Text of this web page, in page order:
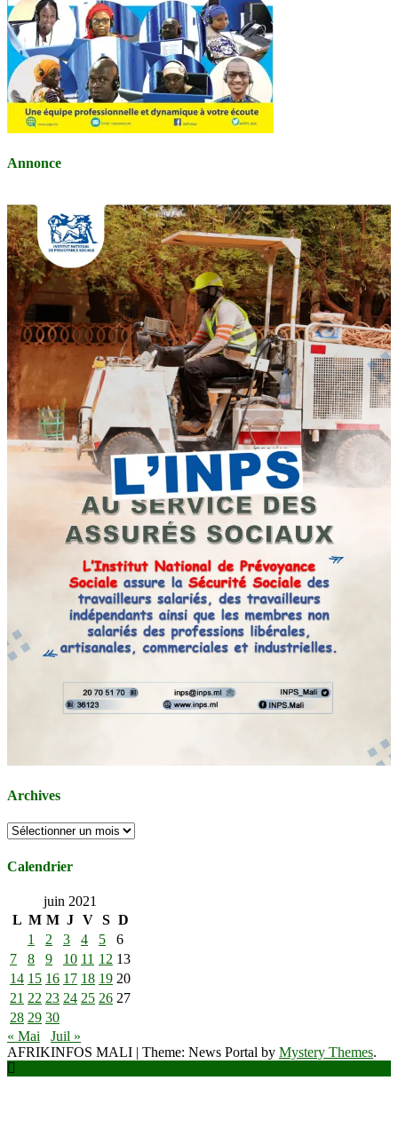
Annonce
Archives
Archives
Calendrier
juin 2021
L M M J V S D
1
2 3 4 5
6
7
8 9 10 11 12 13
14 15 16 17 18 19 20
21 22 23 24 25 26 27
28 29 30
« Mai
Juil »
AFRIKINFOS MALI | Theme: News Portal by Mystery Themes.